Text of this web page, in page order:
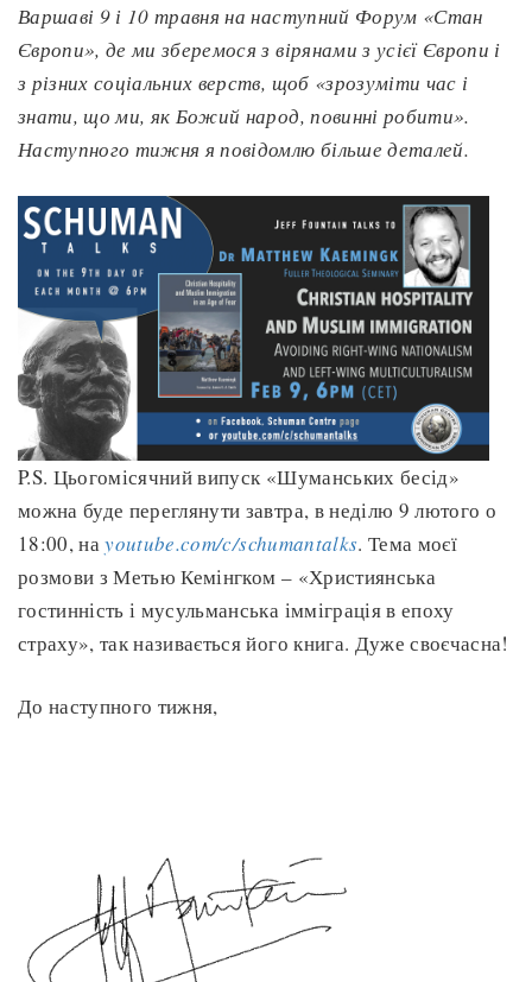
Варшаві 9 і 10 травня на наступний Форум «Стан
Європи», де ми зберемося з вірянами з усієї Європи і
з різних соціальних верств, щоб «зрозуміти час і
знати, що ми, як Божий народ, повинні робити».
Наступного тижня я повідомлю більше деталей.
P.S. Цьогомісячний випуск «Шуманських бесід»
можна буде переглянути завтра, в неділю 9 лютого о
18:00, наyoutube.com/c/schumantalks. Тема моєї
розмови з Метью Кемінгком – «Християнська
гостинність і мусульманська імміграція в епоху
страху», так називається його книга. Дуже своєчасна!
До наступного тижня,